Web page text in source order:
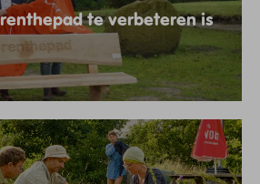
te verbeteren is